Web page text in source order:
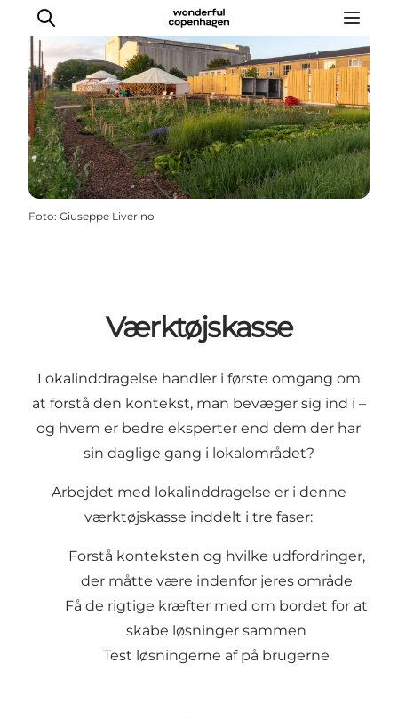
Vi arbejder for
Samarbejd med os
Turismeviden
Om Wonderful Copenhagen
Foto: Giuseppe Liverino
Værktøjskasse
Lokalinddragelse handler i første omgang om
at forstå den kontekst, man bevæger sig ind i –
og hvem er bedre eksperter end dem der har
sin daglige gang i lokalområdet?
Arbejdet med lokalinddragelse er i denne
værktøjskasse inddelt i tre faser:
Forstå konteksten og hvilke udfordringer,
der måtte være indenfor jeres område
Få de rigtige kræfter med om bordet for at
skabe løsninger sammen
Test løsningerne af på brugerne